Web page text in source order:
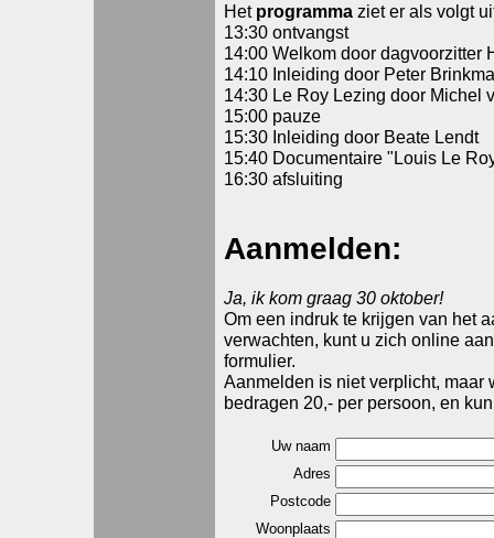
Het programma ziet er als volgt
13:30 ontvangst
14:00 Welkom door dagvoorzitter
14:10 Inleiding door Peter
14:30 Le Roy Lezing door Michel
15:00 pauze
15:30 Inleiding door Beate Lendt
15:40 Documentaire "Louis Le
16:30 afsluiting
Aanmelden:
Ja, ik kom graag 30 oktober!
Om een indruk te krijgen van het
verwachten, kunt u zich online
formulier.
Aanmelden is niet verplicht, maar
bedragen 20,- per persoon, en
Uw naam
Adres
Postcode
Woonplaats